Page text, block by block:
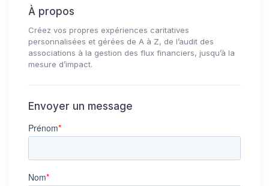
À propos
Créez vos propres expériences caritatives
personnalisées et gérées de A à Z, de l’audit des
associations à la gestion des flux financiers, jusqu’à la
mesure d’impact.
Envoyer un message